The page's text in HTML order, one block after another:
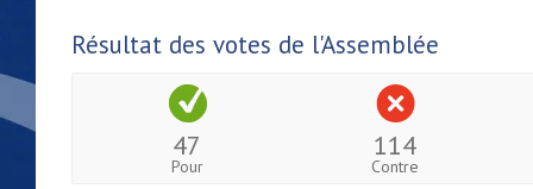
Résultat des votes de l'Assemblée
47
Pour
114
Contre